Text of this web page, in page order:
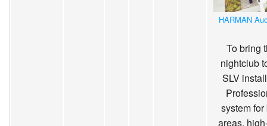
HARMAN
To bring
nightclub
SLV
system
areas,